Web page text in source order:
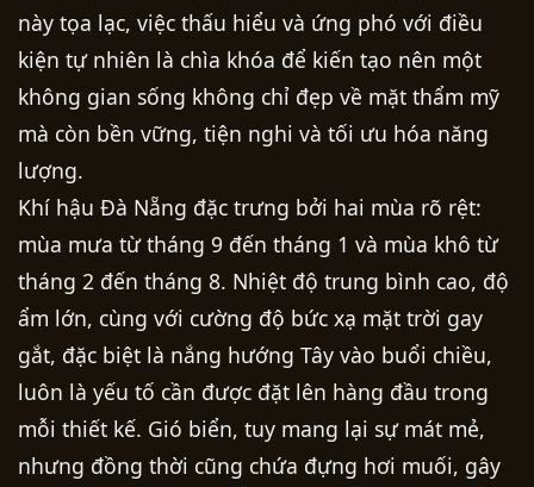
này tọa lạc, việc thấu hiểu và ứng phó với điều
kiện tự nhiên là chìa khóa để kiến tạo nên một
không gian sống không chỉ đẹp về mặt thẩm mỹ
mà còn bền vững, tiện nghi và tối ưu hóa năng
lượng.
Khí hậu Đà Nẵng đặc trưng bởi hai mùa rõ rệt:
mùa mưa từ tháng 9 đến tháng 1 và mùa khô từ
tháng 2 đến tháng 8. Nhiệt độ trung bình cao, độ
ẩm lớn, cùng với cường độ bức xạ mặt trời gay
gắt, đặc biệt là nắng hướng Tây vào buổi chiều,
luôn là yếu tố cần được đặt lên hàng đầu trong
mỗi thiết kế. Gió biển, tuy mang lại sự mát mẻ,
nhưng đồng thời cũng chứa đựng hơi muối, gây